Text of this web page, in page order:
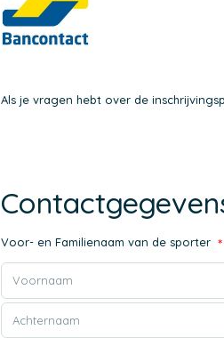
Als je vragen hebt over de
Voor- en Familienaam van de sporter *